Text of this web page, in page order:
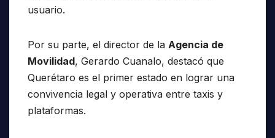
usuario.
Por su parte, el director de la Agencia de
Movilidad, Gerardo Cuanalo, destacó que
Querétaro es el primer estado en lograr una
convivencia legal y operativa entre taxis y
plataformas.